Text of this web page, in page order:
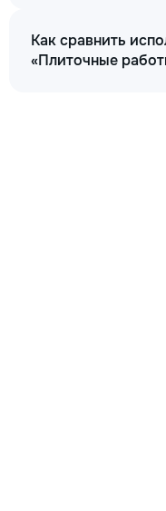
Как сравнить
«Плиточные